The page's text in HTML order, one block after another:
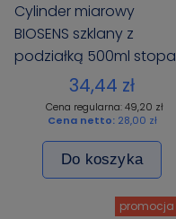
Cylinder miarowy
BIOSENS szklany z
podziałką 500ml stopa
szklana sześciokątna
34,44 zł
Cena regularna: 49,20 zł
Cena netto: 28,00 zł
Do koszyka
promocja